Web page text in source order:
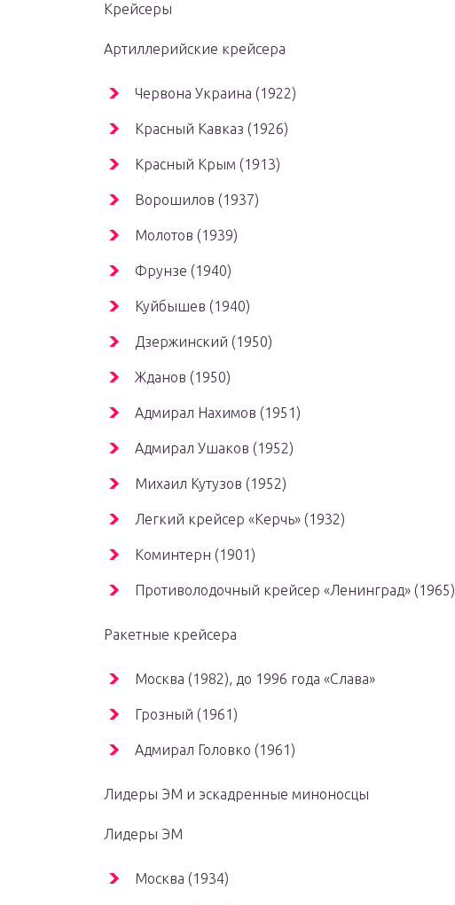
Крейсеры
Артиллерийские крейсера
Червона Украина (1922)
Красный Кавказ (1926)
Красный Крым (1913)
Ворошилов (1937)
Молотов (1939)
Фрунзе (1940)
Куйбышев (1940)
Дзержинский (1950)
Жданов (1950)
Адмирал Нахимов (1951)
Адмирал Ушаков (1952)
Михаил Кутузов (1952)
Легкий крейсер «Керчь» (1932)
Коминтерн (1901)
Противолодочный крейсер «Ленинград» (1965)
Ракетные крейсера
Москва (1982), до 1996 года «Слава»
Грозный (1961)
Адмирал Головко (1961)
Лидеры ЭМ и эскадренные миноносцы
Лидеры ЭМ
Москва (1934)